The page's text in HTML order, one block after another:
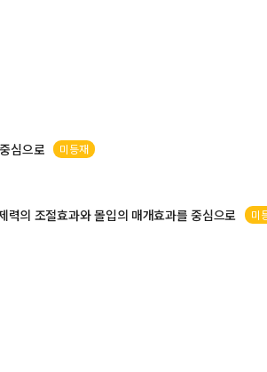
심으로 미등재
력의 조절효과와 몰입의 매개효과를 중심으로 미